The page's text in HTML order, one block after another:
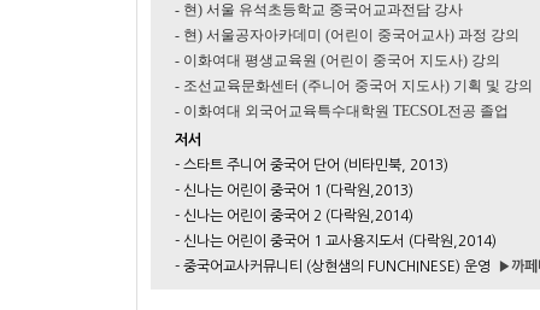
- 현) 서울 유석초등학교 중국어교과전담 강사
- 현) 서울공자아카데미 (어린이 중국어교사) 과정 강의
- 이화여대 평생교육원 (어린이 중국어 지도사) 강의
- 조선교육문화센터 (주니어 중국어 지도사) 기획 및 강의
- 이화여대 외국어교육특수대학원 TECSOL전공 졸업
저서
- 스타트 주니어 중국어 단어 (비타민북, 2013)
- 신나는 어린이 중국어 1 (다락원,2013)
- 신나는 어린이 중국어 2 (다락원,2014)
- 신나는 어린이 중국어 1 교사용지도서 (다락원,2014)
- 중국어교사커뮤니티 (상현샘의 FUNCHINESE) 운영
▶까페